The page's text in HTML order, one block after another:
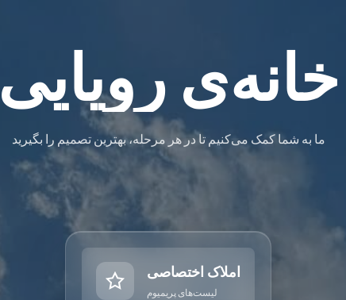
خانه‌ی رویایی
ما به شما کمک می‌کنیم تا در هر مرحله، بهترین تصمیم را بگیرید
املاک اختصاصی
لیست‌های پریمیوم